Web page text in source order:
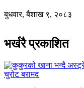
बुधवार, बैशाख ९, २०८३
भर्खरै प्रकाशित